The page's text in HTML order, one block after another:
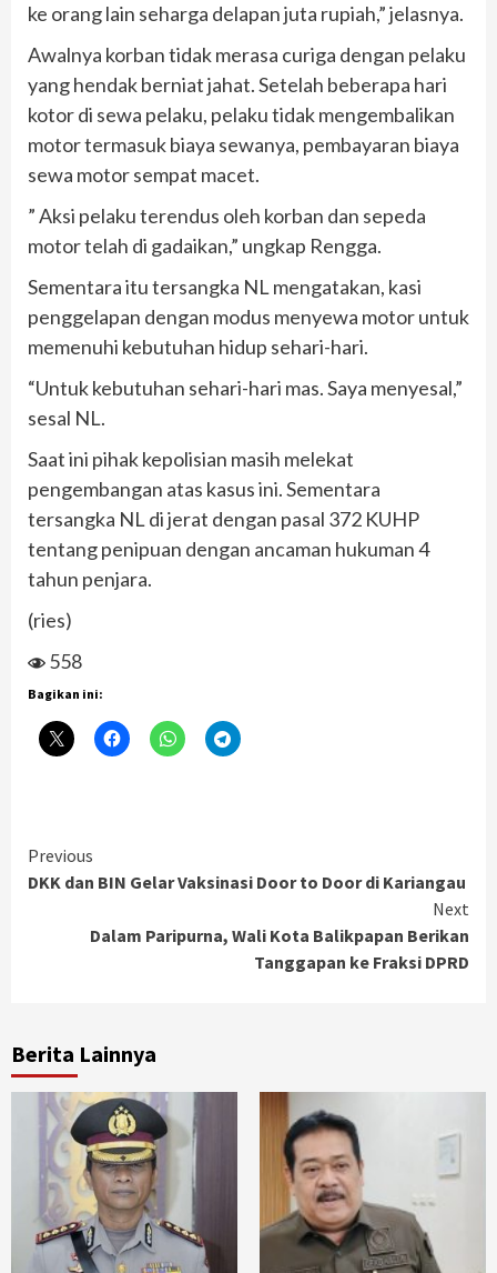
ke orang lain seharga delapan juta rupiah,” jelasnya.
Awalnya korban tidak merasa curiga dengan pelaku
yang hendak berniat jahat. Setelah beberapa hari
kotor di sewa pelaku, pelaku tidak mengembalikan
motor termasuk biaya sewanya, pembayaran biaya
sewa motor sempat macet.
” Aksi pelaku terendus oleh korban dan sepeda
motor telah di gadaikan,” ungkap Rengga.
Sementara itu tersangka NL mengatakan, kasi
penggelapan dengan modus menyewa motor untuk
memenuhi kebutuhan hidup sehari-hari.
“Untuk kebutuhan sehari-hari mas. Saya menyesal,”
sesal NL.
Saat ini pihak kepolisian masih melekat
pengembangan atas kasus ini. Sementara
tersangka NL di jerat dengan pasal 372 KUHP
tentang penipuan dengan ancaman hukuman 4
tahun penjara.
(ries)
558
Bagikan ini:
Continue
Reading
Previous
DKK dan BIN Gelar Vaksinasi Door to Door di Kariangau
Next
Dalam Paripurna, Wali Kota Balikpapan Berikan
Tanggapan ke Fraksi DPRD
Berita Lainnya